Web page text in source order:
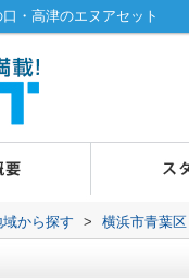
・高津のエヌアセット
から探す > 横浜市青葉区